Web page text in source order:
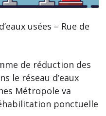
usées – Rue de
de réduction des
le réseau d’eaux
Métropole va
ponctuelle